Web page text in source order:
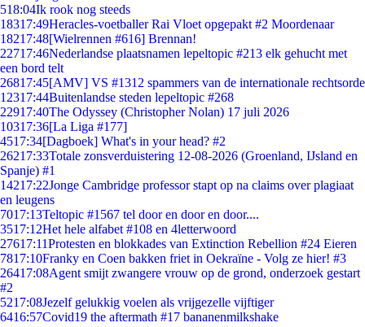
518:04Ik rook nog steeds
18317:49Heracles-voetballer Rai Vloet opgepakt #2 Moordenaar
18217:48[Wielrennen #616] Brennan!
22717:46Nederlandse plaatsnamen lepeltopic #213 elk gehucht met
een bord telt
26817:45[AMV] VS #1312 spammers van de internationale rechtsorde
12317:44Buitenlandse steden lepeltopic #268
22917:40The Odyssey (Christopher Nolan) 17 juli 2026
10317:36[La Liga #177]
4517:34[Dagboek] What's in your head? #2
26217:33Totale zonsverduistering 12-08-2026 (Groenland, IJsland en
Spanje) #1
14217:22Jonge Cambridge professor stapt op na claims over plagiaat
en leugens
7017:13Teltopic #1567 tel door en door en door....
3517:12Het hele alfabet #108 en 4letterwoord
27617:11Protesten en blokkades van Extinction Rebellion #24 Eieren
7817:10Franky en Coen bakken friet in Oekraïne - Volg ze hier! #3
26417:08Agent smijt zwangere vrouw op de grond, onderzoek gestart
#2
5217:08Jezelf gelukkig voelen als vrijgezelle vijftiger
6416:57Covid19 the aftermath #17 bananenmilkshake